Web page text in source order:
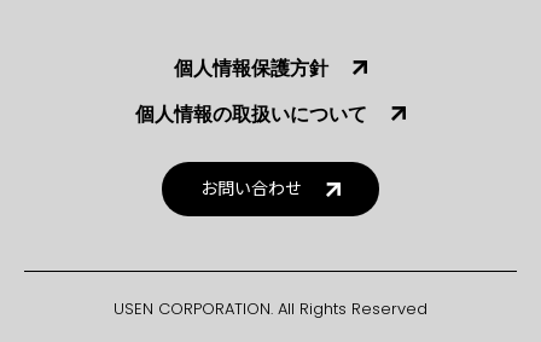
個人情報保護方針
個人情報の取扱いについて
お問い合わせ
USEN CORPORATION. All Rights Reserved